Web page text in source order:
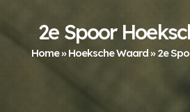
2e Spoor
Home»Hoeksche Waard»2e